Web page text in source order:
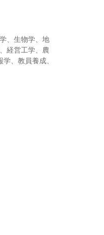
、生物学、地
経営工学、農
、教員養成、